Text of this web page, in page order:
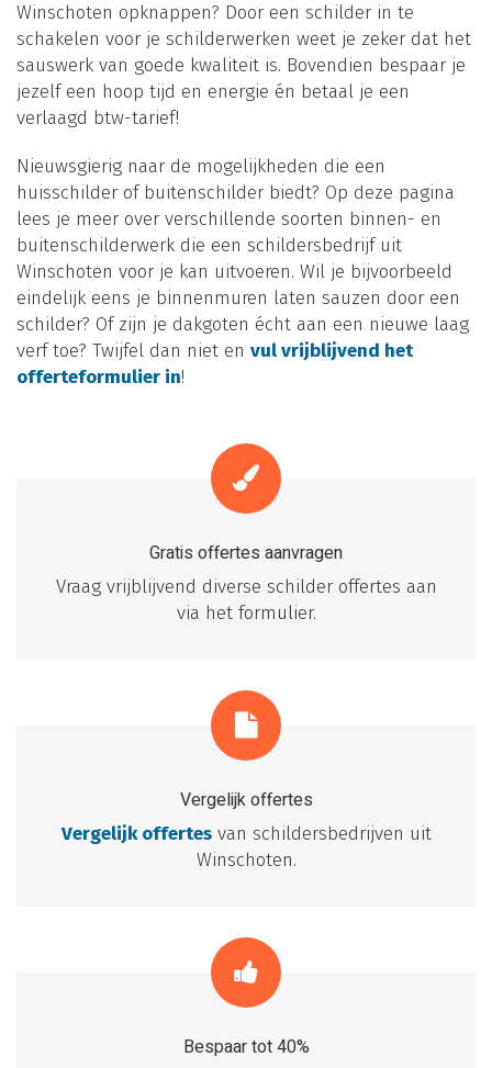
Winschoten opknappen? Door een schilder in te
schakelen voor je schilderwerken weet je zeker dat het
sauswerk van goede kwaliteit is. Bovendien bespaar je
jezelf een hoop tijd en energie én betaal je een
verlaagd btw-tarief!
Nieuwsgierig naar de mogelijkheden die een
huisschilder of buitenschilder biedt? Op deze pagina
lees je meer over verschillende soorten binnen- en
buitenschilderwerk die een schildersbedrijf uit
Winschoten voor je kan uitvoeren. Wil je bijvoorbeeld
eindelijk eens je binnenmuren laten sauzen door een
schilder? Of zijn je dakgoten écht aan een nieuwe laag
verf toe? Twijfel dan niet en vul vrijblijvend het
offerteformulier in!
Gratis offertes aanvragen
Vraag vrijblijvend diverse schilder offertes aan
via het formulier.
Vergelijk offertes
Vergelijk offertesvan schildersbedrijven uit
Winschoten.
Bespaar tot 40%